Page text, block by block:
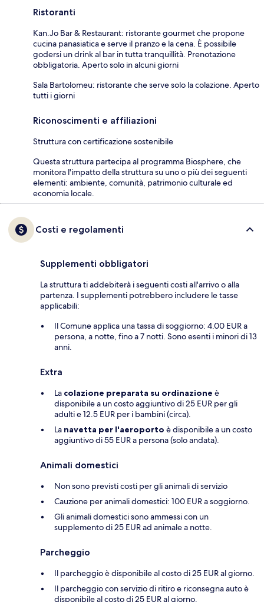
Ristoranti
Kan.Jo Bar & Restaurant: ristorante gourmet che propone
cucina panasiatica e serve il pranzo e la cena. È possibile
godersi un drink al bar in tutta tranquillità. Prenotazione
obbligatoria. Aperto solo in alcuni giorni
Sala Bartolomeu: ristorante che serve solo la colazione. Aperto
tutti i giorni
Riconoscimenti e affiliazioni
Struttura con certificazione sostenibile
Questa struttura partecipa al programma Biosphere, che
monitora l'impatto della struttura su uno o più dei seguenti
elementi: ambiente, comunità, patrimonio culturale ed
economia locale.
Costi e regolamenti
Supplementi obbligatori
La struttura ti addebiterà i seguenti costi all'arrivo o alla
partenza. I supplementi potrebbero includere le tasse
applicabili:
Il Comune applica una tassa di soggiorno: 4.00 EUR a
persona, a notte, fino a 7 notti. Sono esenti i minori di 13
anni.
Extra
La colazione preparata su ordinazione è
disponibile a un costo aggiuntivo di 25 EUR per gli
adulti e 12.5 EUR per i bambini (circa).
La navetta per l'aeroporto è disponibile a un costo
aggiuntivo di 55 EUR a persona (solo andata).
Animali domestici
Non sono previsti costi per gli animali di servizio
Cauzione per animali domestici: 100 EUR a soggiorno.
Gli animali domestici sono ammessi con un
supplemento di 25 EUR ad animale a notte.
Parcheggio
Il parcheggio è disponibile al costo di 25 EUR al giorno.
Il parcheggio con servizio di ritiro e riconsegna auto è
disponibile al costo di 25 EUR al giorno.